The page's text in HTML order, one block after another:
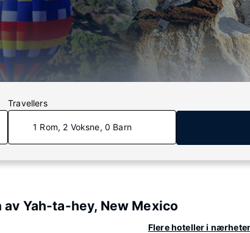
Travellers
1 Rom, 2 Voksne, 0 Barn
Yah-ta-hey, New Mexico
Flere hoteller i